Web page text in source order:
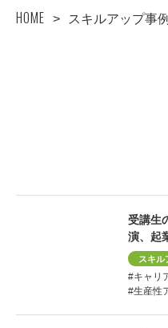
HOME スキルアップ事例
受講生
演、起
スキル
#キャリ
#生産性